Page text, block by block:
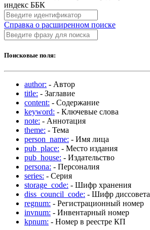
индекс ББК
Справка о расширенном поиске
Поисковые поля:
author: - Автор
title: - Заглавие
content: - Содержание
keyword: - Ключевые слова
note: - Аннотация
theme: - Тема
person_name: - Имя лица
pub_place: - Место издания
pub_house: - Издательство
persona: - Персоналия
series: - Серия
storage_code: - Шифр хранения
diss_council_code: - Шифр диссовета
regnum: - Регистрационный номер
invnum: - Инвентарный номер
kpnum: - Номер в реестре КП